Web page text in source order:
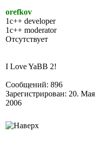
orefkov
1c++ developer
1c++ moderator
Отсутствует
I Love YaBB 2!
Сообщений: 896
Зарегистрирован: 20. Мая
2006